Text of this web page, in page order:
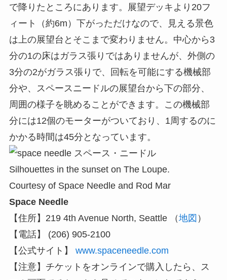
で降りたところにあります。展望デッキより20フ
ィート（約6m）下がっただけなので、見える景色
は上の展望台とそこまで変わりません。中心から3
分の1の床はガラス張りではありませんが、外側の
3分の2がガラス張りで、回転を可能にする機械部
分や、スペースニードルの展望台から下の部分、
周囲の様子を眺めることができます。この機械部
分には12個のモーターがついており、1周するのに
かかる時間は45分となっています。
Silhouettes in the sunset on The Loupe.
Courtesy of Space Needle and Rod Mar
Space Needle
【住所】219 4th Avenue North, Seattle （地図 ）
【電話】 (206) 905-2100
【公式サイト】 www.spaceneedle.com
【注意】チケットをオンラインで購入したら、ス